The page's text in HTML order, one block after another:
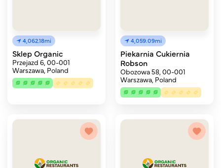
4,062.18mi
Sklep Organic
Przejazd 6, 00-001
Warszawa, Poland
4,059.09mi
Piekarnia Cukiernia
Robson
Obozowa 58, 00-001
Warszawa, Poland